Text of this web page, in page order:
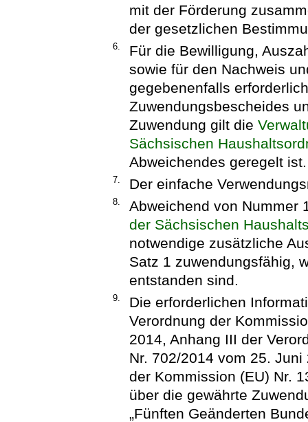
mit der Förderung
der gesetzlichen
6.
Für die Bewilligung,
sowie für den Nachweis
gegebenenfalls
Zuwendungsbescheides
Zuwendung gilt die
Sächsischen
Abweichendes geregelt ist.
7. Der einfache
8.
Abweichend von Nummer
der Sächsischen
notwendige zusätzliche
Satz 1 zuwendungsfähig,
entstanden sind.
9.
Die erforderlichen
Verordnung der
2014, Anhang III der
Nr. 702/2014 vom 25.
der Kommission (EU) Nr.
über die gewährte
„Fünften Geänderten